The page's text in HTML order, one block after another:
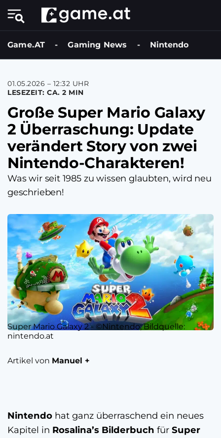
Game.AT - Gaming News - Nintendo
01.05.2026 – 12:32 UHR
LESEZEIT: CA. 2 MIN
Große Super Mario Galaxy
2 Überraschung: Update
verändert Story von zwei
Nintendo-Charakteren!
Was wir seit 1985 zu wissen glaubten, wird neu
geschrieben!
Super Mario Galaxy 2 - ©Nintendo; Bildquelle:
nintendo.at
Artikel von Manuel +
Nintendo hat ganz überraschend ein neues
Kapitel in Rosalina’s Bilderbuch für Super